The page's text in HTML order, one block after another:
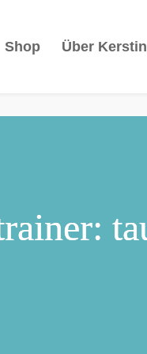
Shop Über Kerstin